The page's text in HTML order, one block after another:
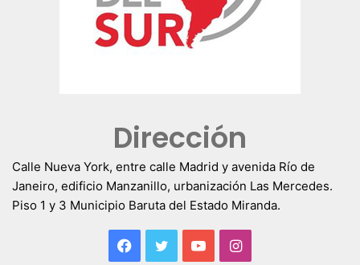
Dirección
Calle Nueva York, entre calle Madrid y avenida Río de
Janeiro, edificio Manzanillo, urbanización Las Mercedes.
Piso 1 y 3 Municipio Baruta del Estado Miranda.
Facebook
TwitterYouTubeInstagram